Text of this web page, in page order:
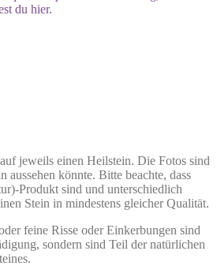
du hier.
jeweils einen Heilstein. Die Fotos sind
aussehen könnte. Bitte beachte, dass
Produkt sind und unterschiedlich
Stein in mindestens gleicher Qualität.
feine Risse oder Einkerbungen sind
sondern sind Teil der natürlichen